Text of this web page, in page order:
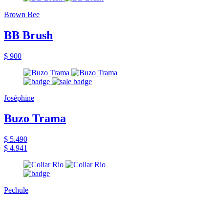
Brown Bee
BB Brush
$ 900
Joséphine
Buzo Trama
$ 5.490
$ 4.941
Pechule